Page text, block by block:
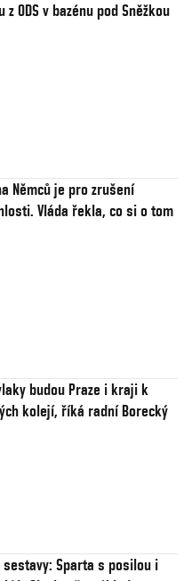
ODS v bazénu pod Sněžkou
Němců je pro zrušení
Vláda řekla, co si o tom
budou Praze i kraji k
kolejí, říká radní Borecký
sestavy: Sparta s posilou i